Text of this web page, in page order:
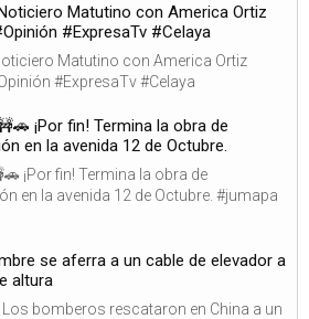
Matutino con America Ortiz
#ExpresaTv #Celaya
Matutino con America Ortiz
#ExpresaTv #Celaya
¡Por fin! Termina la obra de
en la avenida 12 de Octubre.
¡Por fin! Termina la obra de
en la avenida 12 de Octubre. #jumapa
se aferra a un cable de elevador a
altura
bomberos rescataron en China a un